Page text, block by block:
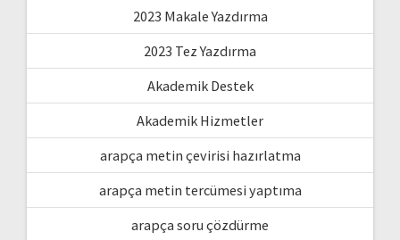
2023 Makale Yazdırma
2023 Tez Yazdırma
Akademik Destek
Akademik Hizmetler
arapça metin çevirisi hazırlatma
arapça metin tercümesi yaptıma
arapça soru çözdürme